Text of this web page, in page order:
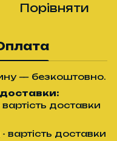
Порівняти
— безкоштовно.
вартість доставки
- вартість доставки